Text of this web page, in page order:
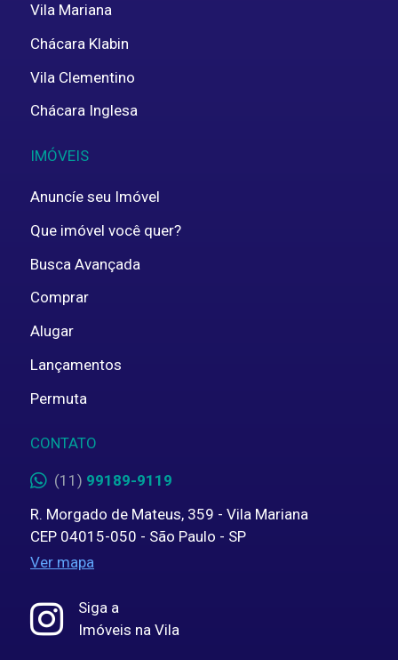
Vila Mariana
Chácara Klabin
Vila Clementino
Chácara Inglesa
IMÓVEIS
Anuncíe seu Imóvel
Que imóvel você quer?
Busca Avançada
Comprar
Alugar
Lançamentos
Permuta
CONTATO
(11) 99189-9119
R. Morgado de Mateus, 359 - Vila Mariana
CEP 04015-050 - São Paulo - SP
Ver mapa
Siga a
Imóveis na Vila